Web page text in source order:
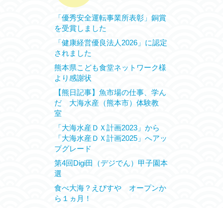
「優秀安全運転事業所表彰」銅賞
を受賞しました
「健康経営優良法人2026」に認定
されました
熊本県こども食堂ネットワーク様
より感謝状
【熊日記事】魚市場の仕事、学ん
だ 大海水産（熊本市）体験教
室
「大海水産ＤＸ計画2023」から
「大海水産ＤＸ計画2025」へアッ
プグレード
第4回Digi田（デジでん）甲子園本
選
食べ大海？えびすや オープンか
ら１ヵ月！